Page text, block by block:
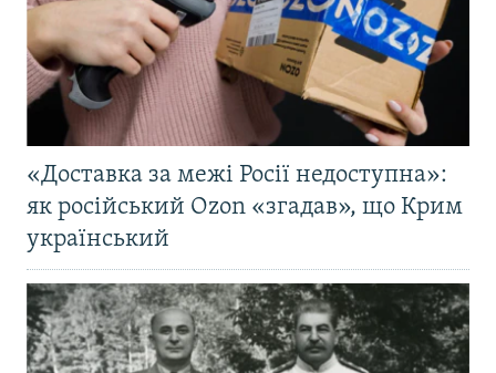
«Доставка за межі Росії недоступна»:
як російський Ozon «згадав», що Крим
український